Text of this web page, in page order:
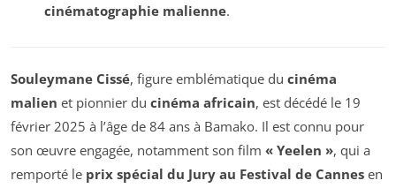
cinématographie malienne.
Souleymane Cissé, figure emblématique du cinéma
malien et pionnier du cinéma africain, est décédé le 19
février 2025 à l’âge de 84 ans à Bamako. Il est connu pour
son œuvre engagée, notamment son film « Yeelen », qui a
remporté le prix spécial du Jury au Festival de Cannes en